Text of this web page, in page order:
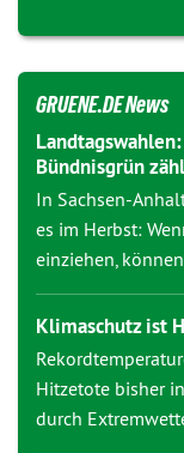
GRUENE.DE News
Bündnisgrün
In Sachsen-
es im Herbst:
einziehen,
Klimaschutz ist
Hitzetote bisher
durch